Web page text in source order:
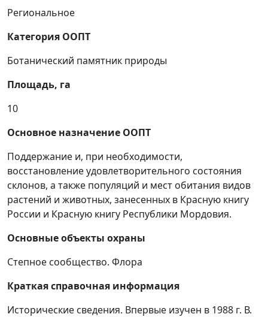
Региональное
Категория ООПТ
Ботанический памятник природы
Площадь, га
10
Основное назначение ООПТ
Поддержание и, при необходимости,
восстановление удовлетворительного состояния
склонов, а также популяций и мест обитания видов
растений и животных, занесенных в Красную книгу
России и Красную книгу Республики Мордовия.
Основные объекты охраны
Степное сообщество. Флора
Краткая справочная информация
Исторические сведения. Впервые изучен в 1988 г. В.